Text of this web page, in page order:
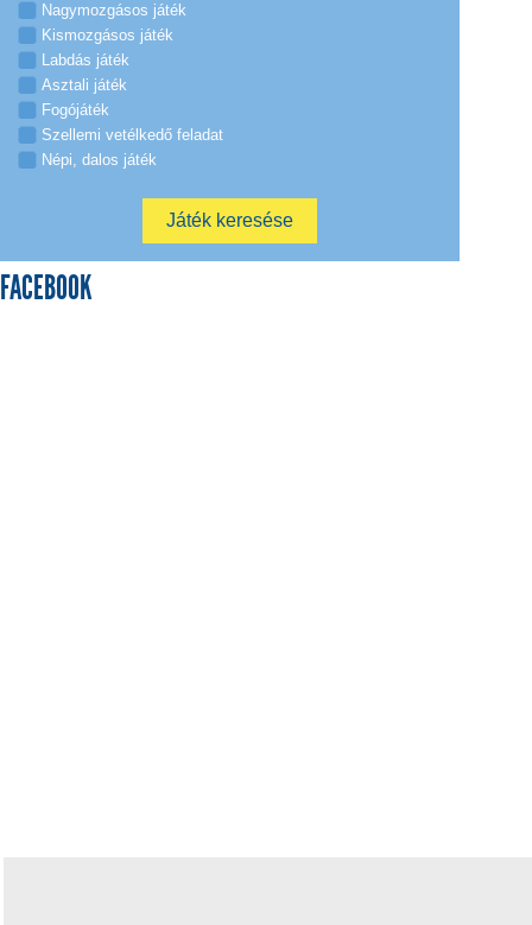
Nagymozgásos játék
Kismozgásos játék
Labdás játék
Asztali játék
Fogójáték
Szellemi vetélkedő feladat
Népi, dalos játék
FACEBOOK